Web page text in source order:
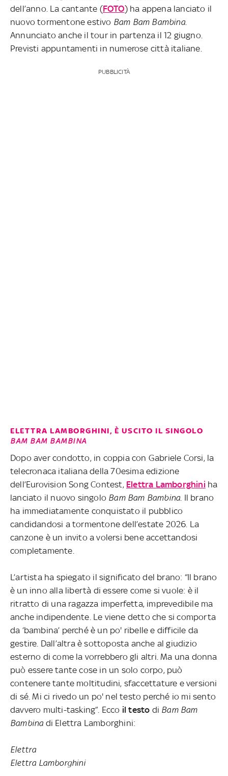
dell’anno. La cantante (FOTO) ha appena lanciato il
nuovo tormentone estivo Bam Bam Bambina.
Annunciato anche il tour in partenza il 12 giugno.
Previsti appuntamenti in numerose città italiane.
PUBBLICITÀ
ELETTRA LAMBORGHINI, È USCITO IL SINGOLO
BAM BAM BAMBINA
Dopo aver condotto, in coppia con Gabriele Corsi, la
telecronaca italiana della 70esima edizione
dell’Eurovision Song Contest, Elettra Lamborghini ha
lanciato il nuovo singolo Bam Bam Bambina. Il brano
ha immediatamente conquistato il pubblico
candidandosi a tormentone dell’estate 2026. La
canzone è un invito a volersi bene accettandosi
completamente.
L’artista ha spiegato il significato del brano: “Il brano
è un inno alla libertà di essere come si vuole: è il
ritratto di una ragazza imperfetta, imprevedibile ma
anche indipendente. Le viene detto che si comporta
da ‘bambina’ perché è un po' ribelle e difficile da
gestire. Dall’altra è sottoposta anche al giudizio
esterno di come la vorrebbero gli altri. Ma una donna
può essere tante cose in un solo corpo, può
contenere tante moltitudini, sfaccettature e versioni
di sé. Mi ci rivedo un po' nel testo perché io mi sento
davvero multi-tasking”. Ecco il testo di Bam Bam
Bambina di Elettra Lamborghini:
Elettra
Elettra Lamborghini